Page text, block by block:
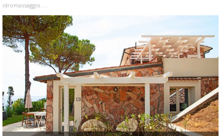
idromassaggio. ...